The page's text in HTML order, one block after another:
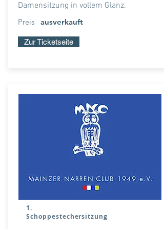
Damensitzung in vollem Glanz.
ausverkauft
Preis
Zur Ticketseite
1.
Schoppestechersitzung